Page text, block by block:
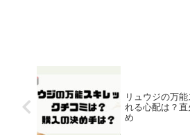
リュウジの万
れる心配は？
め